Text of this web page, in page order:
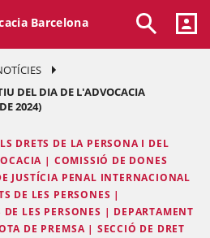
Barcelona
DEL DIA DE L'ADVOCACIA
2024)
DRETS DE LA PERSONA I DEL
| COMISSIÓ DE DONES
JUSTÍCIA PENAL INTERNACIONAL
DE LES PERSONES |
DE LES PERSONES | DEPARTAMENT
DE PREMSA | SECCIÓ DE DRET